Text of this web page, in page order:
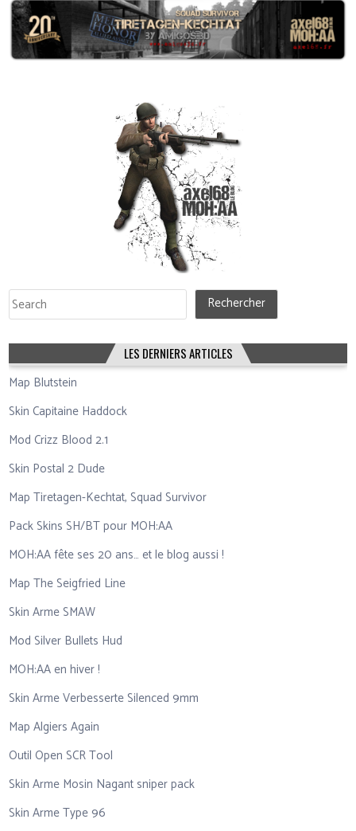
Rechercher Rechercher
LES DERNIERS ARTICLES
Map Blutstein
Skin Capitaine Haddock
Mod Crizz Blood 2.1
Skin Postal 2 Dude
Map Tiretagen-Kechtat, Squad Survivor
Pack Skins SH/BT pour MOH:AA
MOH:AA fête ses 20 ans… et le blog aussi !
Map The Seigfried Line
Skin Arme SMAW
Mod Silver Bullets Hud
MOH:AA en hiver !
Skin Arme Verbesserte Silenced 9mm
Map Algiers Again
Outil Open SCR Tool
Skin Arme Mosin Nagant sniper pack
Skin Arme Type 96